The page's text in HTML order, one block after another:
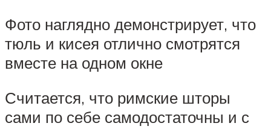
Фото наглядно демонстрирует, что
тюль и кисея отлично смотрятся
вместе на одном окне
Считается, что римские шторы
сами по себе самодостаточны и с